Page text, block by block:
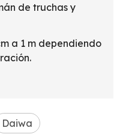
de truchas y
a 1 m dependiendo
Daiwa